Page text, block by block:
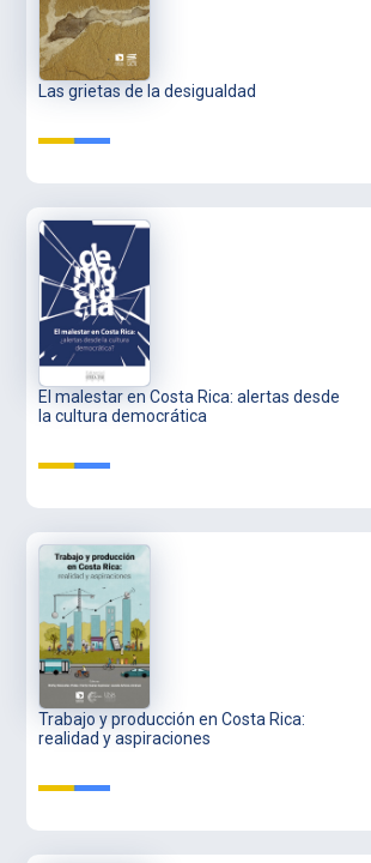
Las grietas de la desigualdad
El malestar en Costa Rica: alertas desde
la cultura democrática
Trabajo у producción en Costa Rica:
realidad y aspiraciones